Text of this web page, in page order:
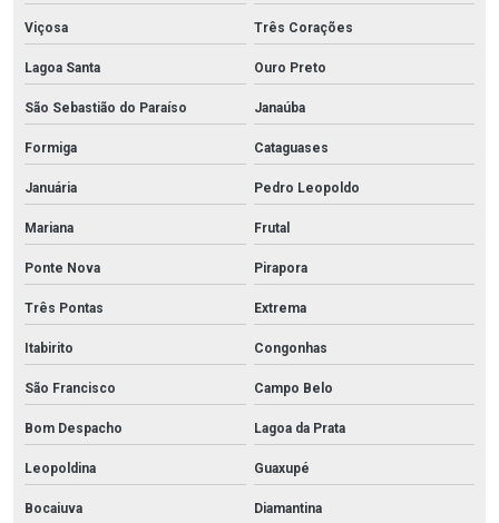
Viçosa Três Corações
Lagoa Santa Ouro Preto
São Sebastião do Paraíso Janaúba
Formiga Cataguases
Januária Pedro Leopoldo
Mariana Frutal
Ponte Nova Pirapora
Três Pontas Extrema
Itabirito Congonhas
São Francisco Campo Belo
Bom Despacho Lagoa da Prata
Leopoldina Guaxupé
Bocaiuva Diamantina